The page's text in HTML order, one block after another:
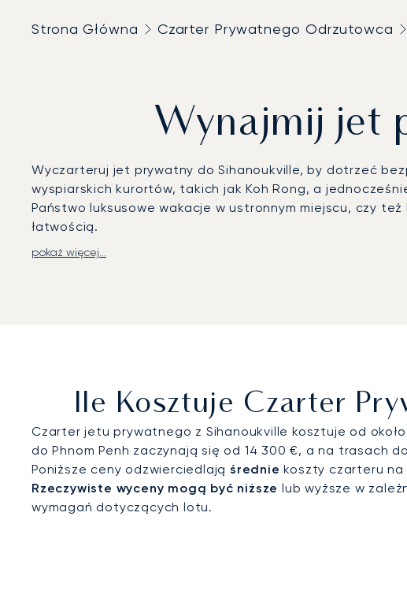
Strona Główna Czarter Prywatnego Odrzutowca
Wynajmij jet
Wyczarteruj jet prywatny do Sihanoukville, by dotrzeć
wyspiarskich kurortów, takich jak Koh Rong, a
Państwo luksusowe wakacje w ustronnym miejscu, czy
łatwością.
Nasze usługi są w pełni dostosowane do Państwa
pokaż więcej...
Ile Kosztuje Czarter
Czarter jetu prywatnego z Sihanoukville kosztuje od
do Phnom Penh zaczynają się od 14 300 €, a na trasach
Poniższe ceny odzwierciedlają średnie koszty czarteru na
Rzeczywiste wyceny mogą być niższe lub wyższe w
wymagań dotyczących lotu.